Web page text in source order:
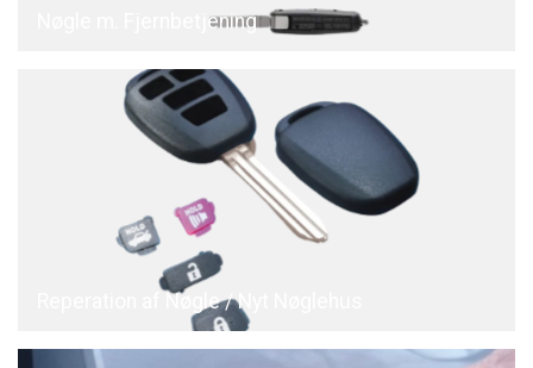
Nøgle m. Fjernbetjening
Reperation af Nøgle / Nyt Nøglehus